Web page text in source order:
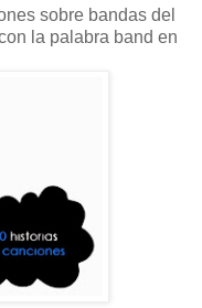
sobre bandas del
la palabra band en